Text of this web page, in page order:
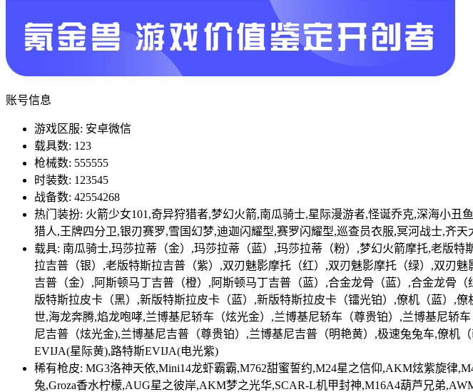
账号信息
游戏区服: 安卓微信
载具数: 123
枪械数: 555555
时装数: 123545
战备数: 42554268
热门装扮: 火箭少女101,奇异狩猎者,梦幻火箭,南瓜骑士,星际漫游者,怪诞乔克,深海小
猎人,王牌四分卫,银刃赛罗,雪国幻梦,迪迦闪耀型,赛罗闪耀型,巡查员衣服,冥河战士,齐
载具: 南瓜骑士,玛莎拉蒂（金）,玛莎拉蒂（蓝）,玛莎拉蒂（粉）,梦幻火箭摩托,老版
拉吉普（银）,老版特斯拉吉普（紫）,双刃魅影摩托（红）,双刃魅影摩托（绿）,双刃
吉普（金）,阿斯顿马丁吉普（橙）,阿斯顿马丁吉普（蓝）,合金龙骨（蓝）,合金龙骨
版特斯拉皮卡（黑）,新版特斯拉皮卡（蓝）,新版特斯拉皮卡（镭光铂）,僚机（蓝）,
世,海龙奔腾,焰龙咆哮,兰博基尼轿车（炫光金）,兰博基尼轿车（尊贵铂）,兰博基尼轿
尼吉普（炫光金),兰博基尼吉普（尊贵铂）,兰博基尼吉普（明艳黄）,极速兔兔车,僚机
EVIJA(星际黄),路特斯EVIJA(电光紫)
稀有枪皮: MG3洛神天依,Mini14龙虾霸霸,M762甜蜜誓约,M24星之信仰,AKM炫紫旋律
兔,Groza香水柠檬,AUG星之彼岸,AKM梦之光华,SCAR-L机甲封神,M16A4葫芦兄弟